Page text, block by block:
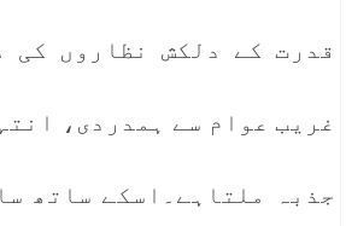
قدرت کے دلکش نظاروں کی
غریب عوام سے ہمدردی،
جذبہ ملتاہے۔اسکے ساتھ